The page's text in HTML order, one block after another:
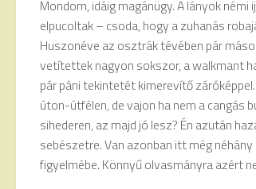
Mondom, idáig magánügy. A lányok
elpucoltak – csoda, hogy a zuhanás
Huszonéve az osztrák tévében pár
vetítettek nagyon sokszor, a walkmant
pár páni tekintetét kimerevítő
úton-útfélen, de vajon ha nem a cangás
sihederen, az majd jó lesz? Én azután
sebészetre. Van azonban itt még
figyelmébe. Könnyű olvasmányra azért